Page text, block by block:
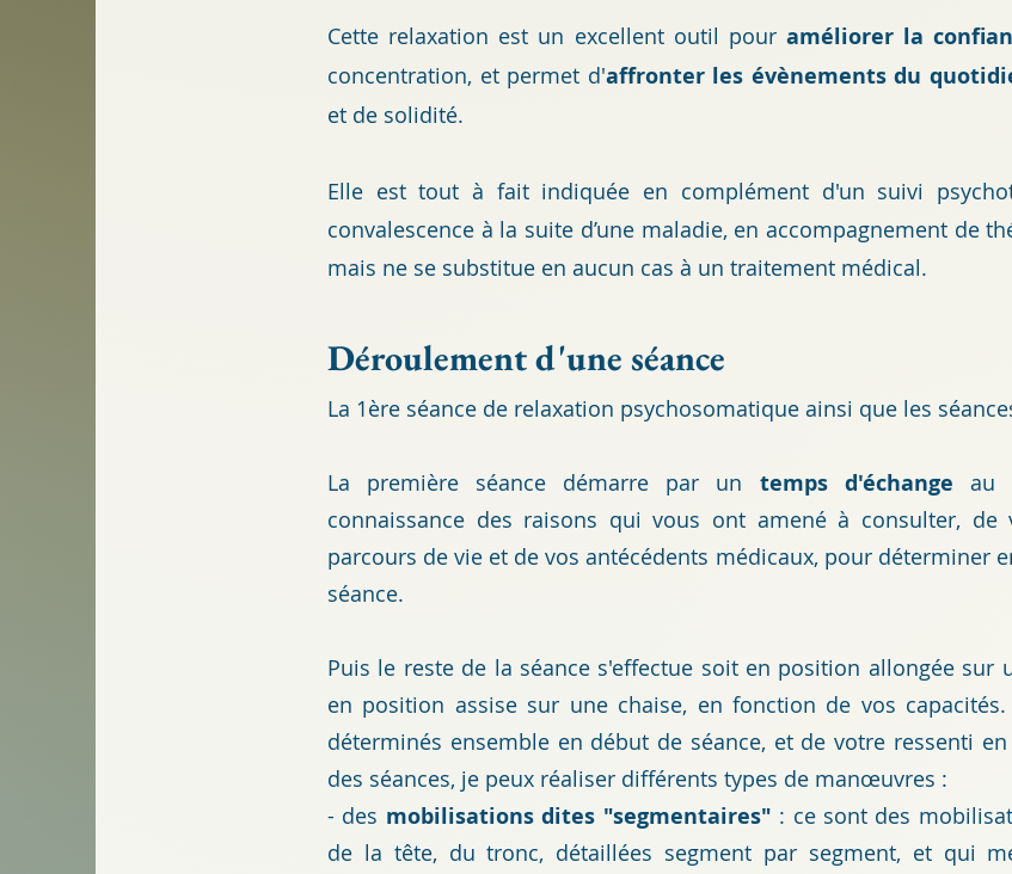
Cette relaxation est un excellent outil pour améliorer la
concentration, et permet d'affronter les évènements du
et de solidité.
Elle est tout à fait indiquée en complément d'un suivi
convalescence à la suite d’une maladie, en accompagnement de
mais ne se substitue en aucun cas à un traitement médical.
Déroulement d'une séance
La 1ère séance de relaxation psychosomatique ainsi que les
La première séance démarre par un temps d'échange au
connaissance des raisons qui vous ont amené à consulter, de
parcours de vie et de vos antécédents médicaux, pour déterminer
séance.
Puis le reste de la séance s'effectue soit en position allongée sur
en position assise sur une chaise, en fonction de vos
déterminés ensemble en début de séance, et de votre ressenti
des séances, je peux réaliser différents types de manœuvres :
- des mobilisations dites "segmentaires" : ce sont des
de la tête, du tronc, détaillées segment par segment, et qui